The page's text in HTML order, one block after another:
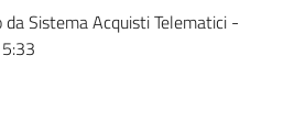
Sistema Acquisti Telematici -